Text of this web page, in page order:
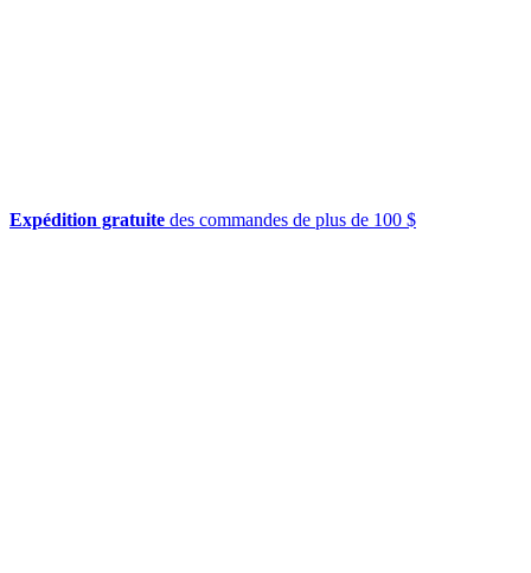
Expédition gratuite des commandes de plus de 100 $